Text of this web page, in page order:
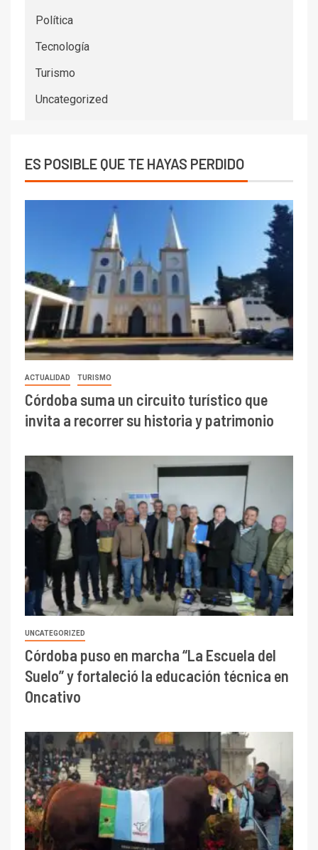
Política
Tecnología
Turismo
Uncategorized
ES POSIBLE QUE TE HAYAS PERDIDO
ACTUALIDAD TURISMO
Córdoba suma un circuito turístico que
invita a recorrer su historia y patrimonio
UNCATEGORIZED
Córdoba puso en marcha “La Escuela del
Suelo” y fortaleció la educación técnica en
Oncativo